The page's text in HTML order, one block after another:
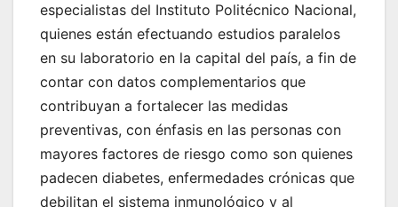
especialistas del Instituto Politécnico Nacional,
quienes están efectuando estudios paralelos
en su laboratorio en la capital del país, a fin de
contar con datos complementarios que
contribuyan a fortalecer las medidas
preventivas, con énfasis en las personas con
mayores factores de riesgo como son quienes
padecen diabetes, enfermedades crónicas que
debilitan el sistema inmunológico y al